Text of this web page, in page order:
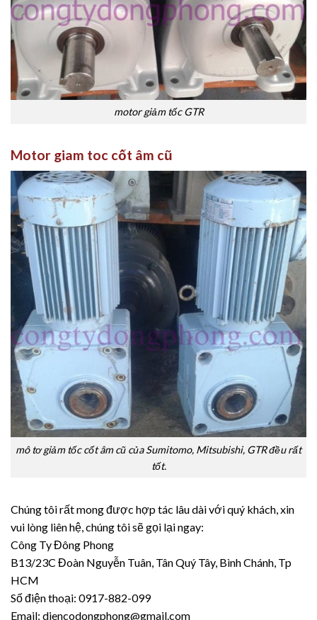
motor giảm tốc GTR
Motor giam toc cốt âm cũ
mô tơ giảm tốc cốt âm cũ của Sumitomo, Mitsubishi, GTR đều rất
tốt.
Chúng tôi rất mong được hợp tác lâu dài với quý khách, xin
vui lòng liên hệ, chúng tôi sẽ gọi lại ngay:
Công Ty Đông Phong
B13/23C Đoàn Nguyễn Tuân, Tân Quý Tây, Bình Chánh, Tp
HCM
Số điện thoại: 0917-882-099
Email: diencodongphong@gmail.com